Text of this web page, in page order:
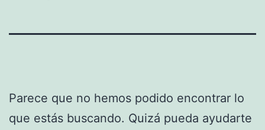
Parece que no hemos podido encontrar lo
que estás buscando. Quizá pueda ayudarte